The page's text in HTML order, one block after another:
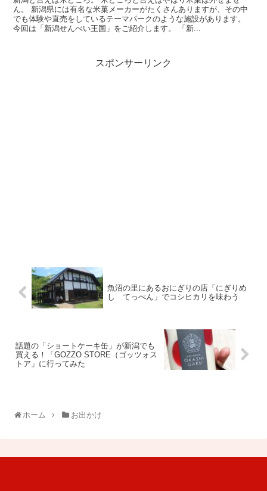
ん。 新潟県には有名な米菓メーカーがたくさんありますが、その中
でも体験や直売をしているテーマパークのような施設があります。
今回は「新潟せんべい王国」をご紹介します。 「新...
スポンサーリンク
魚沼の里にあるおにぎりの店「にぎりめ
し てっぺん」でコシヒカリを味わう
話題の「ショートケーキ缶」が新潟でも
買える！「GOZZO STORE（ゴッツォス
トア」に行ってみた
ホーム お出かけ